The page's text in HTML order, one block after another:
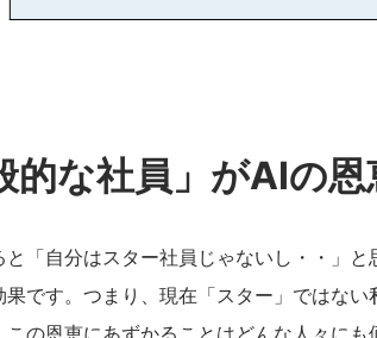
的な社員」がAIの
と「自分はスター社員じゃないし・・」
です。つまり、現在「スター」ではな